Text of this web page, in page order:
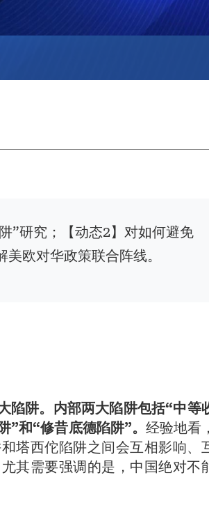
”研究；【动态2】对如何避免
欧对华政策联合阵线。
陷阱。内部两大陷阱包括“中等
和“修昔底德陷阱”。 经验地看
塔西佗陷阱之间会互相影响、
其需要强调的是，中国绝对不